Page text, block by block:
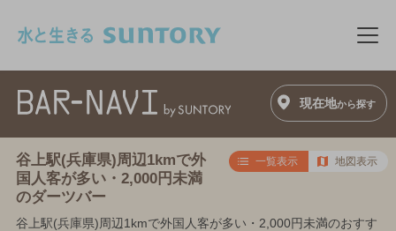
メ
現在地から探す
谷上駅(兵庫県)周辺1kmで外
国人客が多い・2,000円未満
のダーツバー
一覧表示 地図表示
谷上駅(兵庫県)周辺1kmで外国人客が多い・2,000円未満のおすす